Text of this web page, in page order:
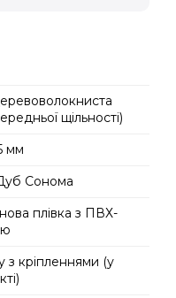
щільності)
мм
Сонома
плівка з ПВХ-
з кріпленнями (у